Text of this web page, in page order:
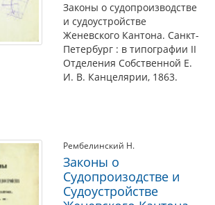
Законы о судопроизводстве
и судоустройстве
Женевского Кантона. Санкт-
Петербург : в типографии II
Отделения Собственной Е.
И. В. Канцелярии, 1863.
Рембелинский Н.
Законы о
Судопроизодстве и
Судоустройстве